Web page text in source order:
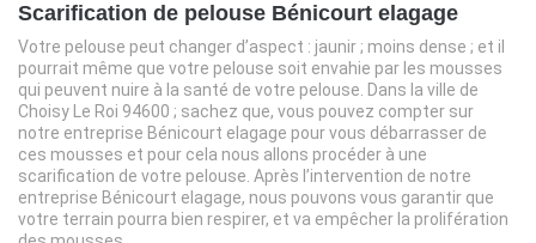
Scarification de pelouse Bénicourt elagage
Votre pelouse peut changer d’aspect : jaunir ; moins dense ; et il
pourrait même que votre pelouse soit envahie par les mousses
qui peuvent nuire à la santé de votre pelouse. Dans la ville de
Choisy Le Roi 94600 ; sachez que, vous pouvez compter sur
notre entreprise Bénicourt elagage pour vous débarrasser de
ces mousses et pour cela nous allons procéder à une
scarification de votre pelouse. Après l’intervention de notre
entreprise Bénicourt elagage, nous pouvons vous garantir que
votre terrain pourra bien respirer, et va empêcher la prolifération